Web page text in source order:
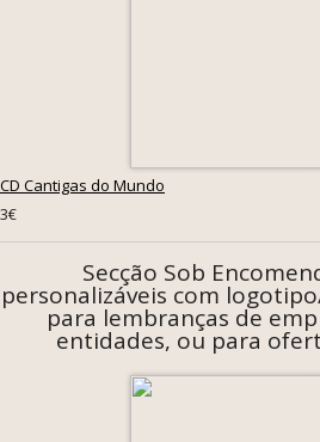
CD Cantigas do Mundo
3€
Secção Sob
personalizáveis com
para lembranças de
entidades, ou para